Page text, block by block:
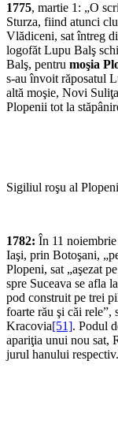
1775, martie 1: „O
Sturza, fiind atunci
Vlădiceni, sat întreg
logofăt Lupu Balş
Balş, pentru moşia
s-au învoit răposatul
altă moşie, Novi
Plopenii tot la
Sigiliul roşu al
1782: În 11
Iaşi, prin Botoşani,
Plopeni, sat „aşezat
spre Suceava se afla
pod construit pe trei
foarte rău şi căi rele”,
Kracovia[51]. Podul
apariţia unui nou sat,
jurul hanului respectiv.